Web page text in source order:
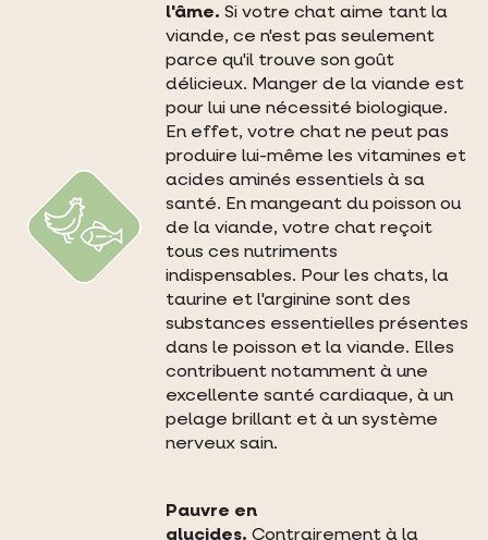
l'âme. Si votre chat aime tant la
viande, ce n'est pas seulement
parce qu'il trouve son goût
délicieux. Manger de la viande est
pour lui une nécessité biologique.
En effet, votre chat ne peut pas
produire lui-même les vitamines et
acides aminés essentiels à sa
santé. En mangeant du poisson ou
de la viande, votre chat reçoit
tous ces nutriments
indispensables. Pour les chats, la
taurine et l'arginine sont des
substances essentielles présentes
dans le poisson et la viande. Elles
contribuent notamment à une
excellente santé cardiaque, à un
pelage brillant et à un système
nerveux sain.
Pauvre en
glucides. Contrairement à la